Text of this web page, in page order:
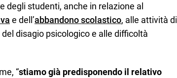
degli studenti, anche in relazione al
e dell’abbandono scolastico, alle attività di
disagio psicologico e alle difficoltà
“stiamo già predisponendo il relativo